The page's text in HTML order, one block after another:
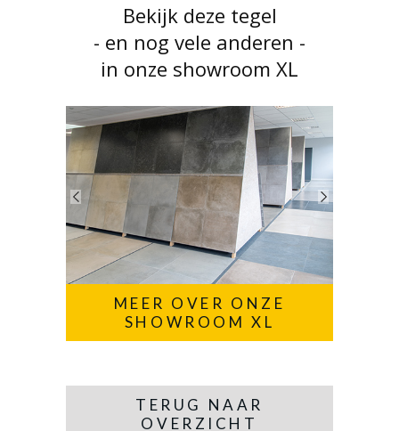
Bekijk deze tegel
- en nog vele anderen -
in onze showroom XL
MEER OVER ONZE
SHOWROOM XL
TERUG NAAR
OVERZICHT